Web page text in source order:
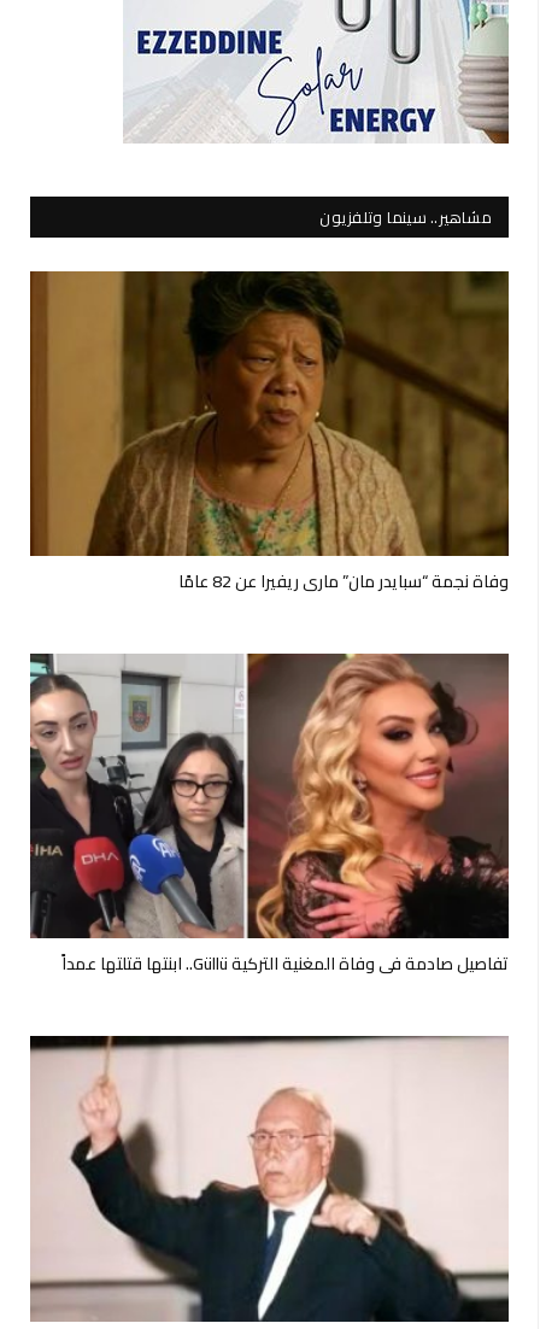
مشاهير.. سينما وتلفزيون
وفاة نجمة “سبايدر مان” ماري ريفيرا عن 82 عامًا
تفاصيل صادمة في وفاة المغنية التركية Güllü.. ابنتها قتلتها عمداً